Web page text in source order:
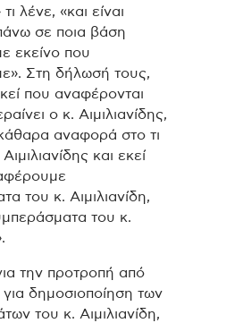
λένε, «και είναι
σε ποια βάση
εκείνο που
Στη δήλωσή τους,
που αναφέρονται
ο κ. Αιμιλιανίδης,
αναφορά στο τι
και εκεί
του κ. Αιμιλιανίδη,
του κ.
την προτροπή από
δημοσιοποίηση των
του κ. Αιμιλιανίδη,